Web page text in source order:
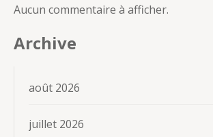
Aucun commentaire à afficher.
Archive
août 2026
juillet 2026